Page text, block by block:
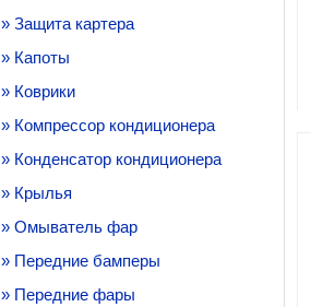
» Защита картера
» Капоты
» Коврики
» Компрессор кондиционера
» Конденсатор кондиционера
» Крылья
» Омыватель фар
» Передние бамперы
» Передние фары